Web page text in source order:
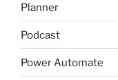
Planner
Podcast
Power Automate